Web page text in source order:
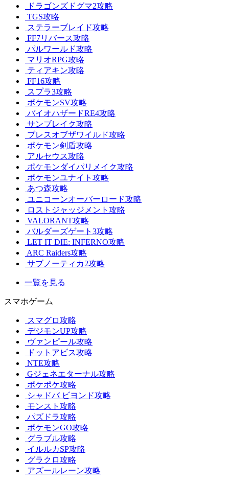
ドラゴンズドグマ2攻略
TGS攻略
ステラーブレイド攻略
FF7リバース攻略
パルワールド攻略
マリオRPG攻略
ティアキン攻略
FF16攻略
スプラ3攻略
ポケモンSV攻略
バイオハザードRE4攻略
サンブレイク攻略
ブレスオブザワイルド攻略
ポケモン剣盾攻略
アルセウス攻略
ポケモンダイパリメイク攻略
ポケモンユナイト攻略
あつ森攻略
ユニコーンオーバーロード攻略
ロストジャッジメント攻略
VALORANT攻略
バルダーズゲート3攻略
LET IT DIE: INFERNO攻略
ARC Raiders攻略
サブノーティカ2攻略
一覧を見る
スマホゲーム
スマグロ攻略
デジモンUP攻略
ヴァンピール攻略
ドットアビス攻略
NTE攻略
Gジェネエターナル攻略
ポケポケ攻略
シャドバ ビヨンド攻略
モンスト攻略
パズドラ攻略
ポケモンGO攻略
グラブル攻略
イルルカSP攻略
グラクロ攻略
アズールレーン攻略